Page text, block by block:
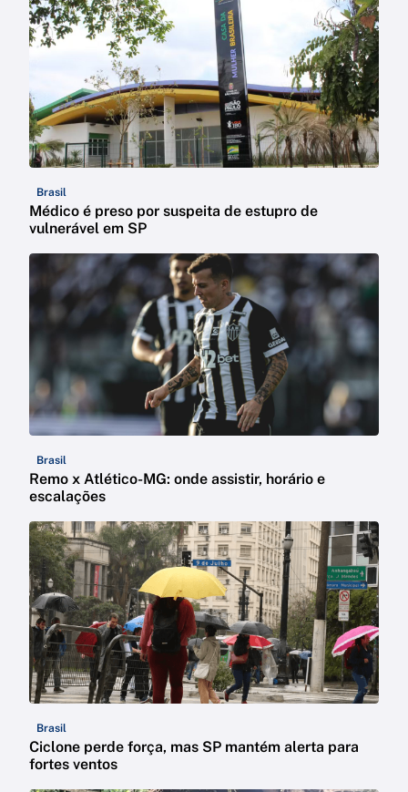
Brasil
Médico é preso por suspeita de estupro de
vulnerável em SP
Brasil
Remo x Atlético-MG: onde assistir, horário e
escalações
Brasil
Ciclone perde força, mas SP mantém alerta para
fortes ventos